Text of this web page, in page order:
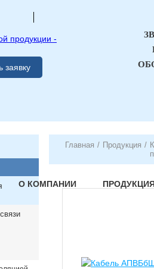
заявку
О КОМПАНИИ
Главная / Продукция /